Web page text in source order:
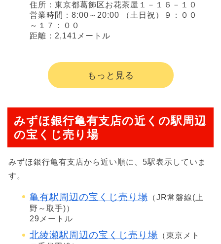
住所：東京都葛飾区お花茶屋１－１６－１０
営業時間：8:00～20:00 （土日祝）９：００
～１７：００
距離：2,141メートル
もっと見る
みずほ銀行亀有支店の近くの駅周辺
の宝くじ売り場
みずほ銀行亀有支店から近い順に、5駅表示していま
す。
亀有駅周辺の宝くじ売り場 （JR常磐線(上
野～取手)）
29メートル
北綾瀬駅周辺の宝くじ売り場 （東京メト